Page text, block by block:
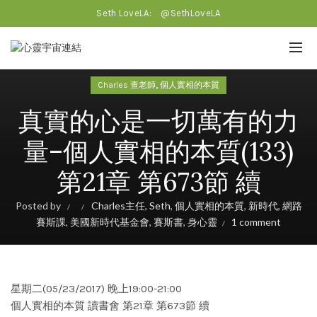
Seth LoveLA: @SethLoveLA
Charles 查老師, 個人實相的本質
真實的心是一切萬有的力
量–個人實相的本質(133)
第21章 第673節 續
Posted by Charles主任, Seth, 個人實相的本質, 新時代, 網路
賽斯課, 美國新時代基金會, 賽斯書, 身心靈 1 comment
星期二(05/23/2017) 晚上19:00-21:00
個人實相的本質 讀書會 第21章 第673節 續